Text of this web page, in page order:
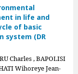
in life and
of basic
system (DR
Charles , BAPOLISI
Wihoreye Jean-